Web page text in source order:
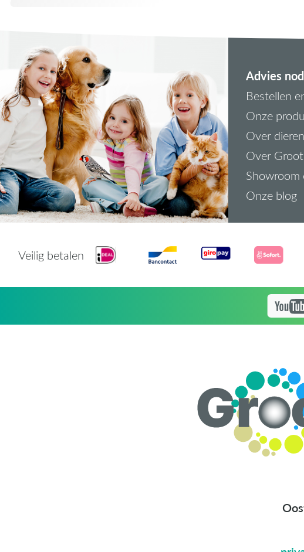
Advies
Bestellen
Onze
Over
Over
Onze blog
Veilig betalen